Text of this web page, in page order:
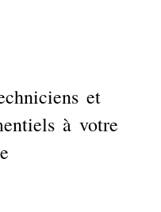
et
à votre